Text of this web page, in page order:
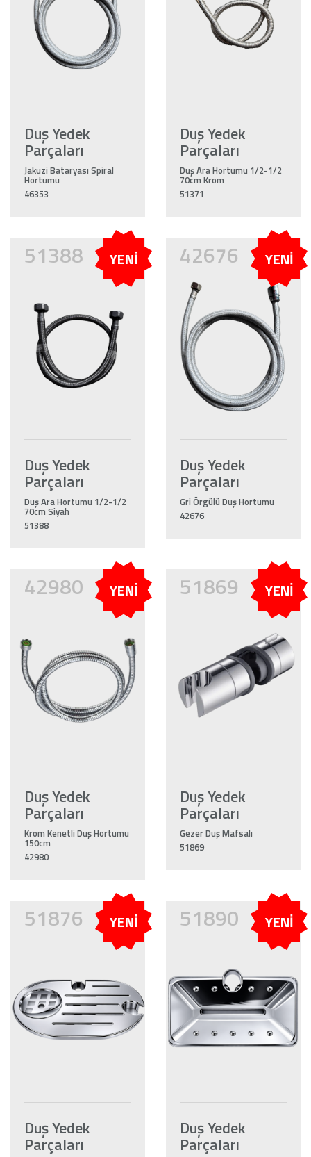
Duş Yedek
Parçaları
Jakuzi Bataryası Spiral
Hortumu
46353
Duş Yedek
Parçaları
Duş Ara Hortumu 1/2-1/2
70cm Krom
51371
51388 YENİ
Duş Yedek
Parçaları
Duş Ara Hortumu 1/2-1/2
70cm Siyah
51388
42676 YENİ
Duş Yedek
Parçaları
Gri Örgülü Duş Hortumu
42676
42980 YENİ
Duş Yedek
Parçaları
Krom Kenetli Duş Hortumu
150cm
42980
51869 YENİ
Duş Yedek
Parçaları
Gezer Duş Mafsalı
51869
51876 YENİ
Duş Yedek
Parçaları
51890 YENİ
Duş Yedek
Parçaları